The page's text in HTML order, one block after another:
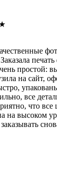
простой:
на сайт,
все
что
на высоком